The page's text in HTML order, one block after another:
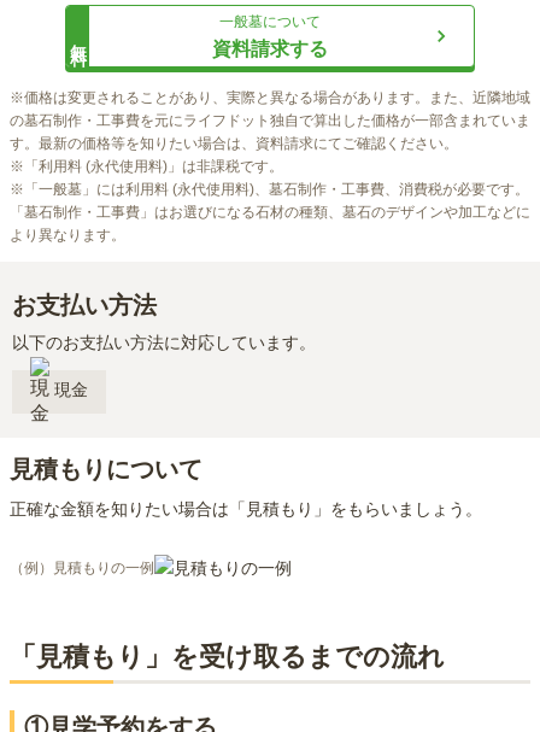
一般墓について
資料請求する
※価格は変更されることがあり、実際と異なる場合があります。また、近隣地域
の墓石制作・工事費を元にライフドット独自で算出した価格が一部含まれていま
す。最新の価格等を知りたい場合は、資料請求にてご確認ください。
※「利用料 (永代使用料)」は非課税です。
※「一般墓」には利用料 (永代使用料)、墓石制作・工事費、消費税が必要です。
「墓石制作・工事費」はお選びになる石材の種類、墓石のデザインや加工などに
より異なります。
お支払い方法
以下のお支払い方法に対応しています。
現金
見積もりについて
正確な金額を知りたい場合は「見積もり」をもらいましょう。
（例）見積もりの一例
「見積もり」を受け取るまでの流れ